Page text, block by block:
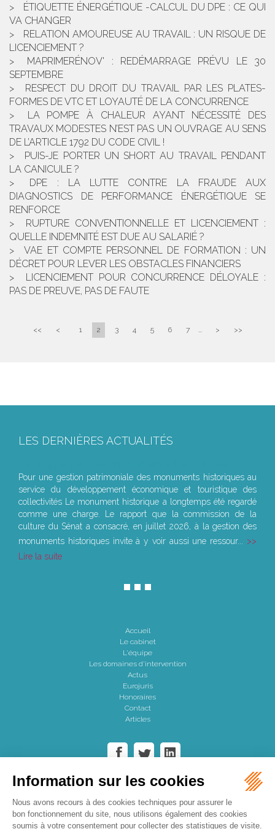
ÉTIQUETTE ÉNERGÉTIQUE -CALCUL DU DPE : CE QUI
VA CHANGER
RELATION AMOUREUSE AU TRAVAIL : UN RISQUE DE
LICENCIEMENT ?
MAPRIMERÉNOV' : REDÉMARRAGE PRÉVU LE 30
SEPTEMBRE
RESPECT DU DROIT DU TRAVAIL PAR LES PLATES-
FORMES DE VTC ET LOYAUTÉ DE LA CONCURRENCE
LA POMPE À CHALEUR AYANT NÉCESSITÉ DES
TRAVAUX MODESTES N’EST PAS UN OUVRAGE AU SENS
DE L’ARTICLE 1792 DU CODE CIVIL !
PUIS-JE PORTER UN SHORT AU TRAVAIL PENDANT
LA CANICULE ?
DPE : LA LUTTE CONTRE LA FRAUDE AUX
DIAGNOSTICS DE PERFORMANCE ÉNERGÉTIQUE SE
RENFORCE
RUPTURE CONVENTIONNELLE ET LICENCIEMENT :
QUELLE INDEMNITÉ EST DUE AU SALARIÉ ?
VAE ET COMPTE PERSONNEL DE FORMATION : UN
DÉCRET POUR LEVER LES OBSTACLES FINANCIERS
LICENCIEMENT POUR CONCURRENCE DÉLOYALE :
PAS DE PREUVE, PAS DE FAUTE
<< < 1 2 3 4 5 6 7 ... > >>
LES DERNIÈRES ACTUALITÉS
Pour une gestion patrimoniale des monuments historiques au
service du développement économique et touristique des
collectivités Le monument historique a longtemps été regardé
comme une charge. Le rapport que la commission de la
culture du Sénat a consacré, en juillet 2026, à la gestion des
monuments historiques invite à y voir aussi une ressour...
Lire la suite
Accueil
Le cabinet
L'équipe
Les domaines d'intervention
Actus
Eurojuris
Honoraires
Contact
Articles